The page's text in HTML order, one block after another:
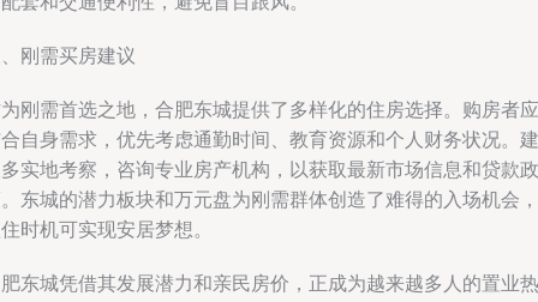
刚需买房建议
刚需首选之地，合肥东城提供了多样化的住房选择。购房者应
自身需求，优先考虑通勤时间、教育资源和个人财务状况。建
实地考察，咨询专业房产机构，以获取最新市场信息和贷款政
东城的潜力板块和万元盘为刚需群体创造了难得的入场机会，
时机可实现安居梦想。
东城凭借其发展潜力和亲民房价，正成为越来越多人的置业热